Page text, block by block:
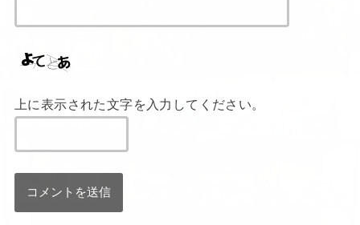
上に表示された文字を入力してください。